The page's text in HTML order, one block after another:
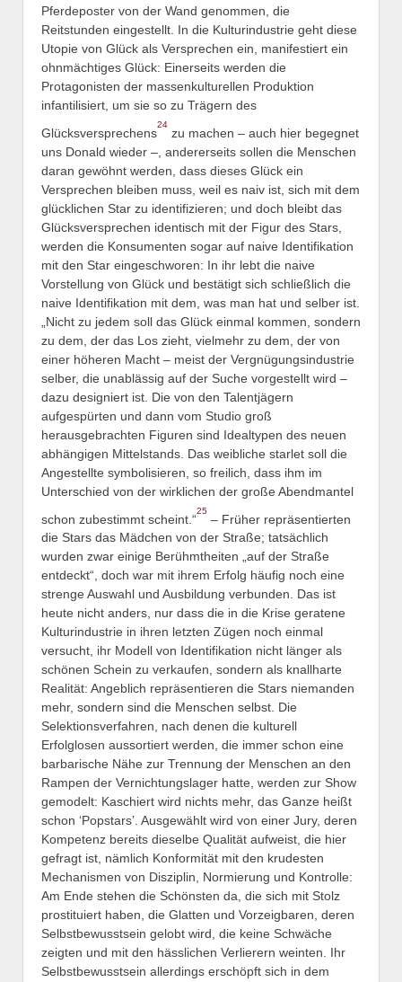
Pferdeposter von der Wand genommen, die
Reitstunden eingestellt. In die Kulturindustrie geht diese
Utopie von Glück als Versprechen ein, manifestiert ein
ohnmächtiges Glück: Einerseits werden die
Protagonisten der massenkulturellen Produktion
infantilisiert, um sie so zu Trägern des
Glücksversprechens
24
zu machen – auch hier begegnet
uns Donald wieder –, andererseits sollen die Menschen
daran gewöhnt werden, dass dieses Glück ein
Versprechen bleiben muss, weil es naiv ist, sich mit dem
glücklichen Star zu identifizieren; und doch bleibt das
Glücksversprechen identisch mit der Figur des Stars,
werden die Konsumenten sogar auf naive Identifikation
mit den Star eingeschworen: In ihr lebt die naive
Vorstellung von Glück und bestätigt sich schließlich die
naive Identifikation mit dem, was man hat und selber ist.
„Nicht zu jedem soll das Glück einmal kommen, sondern
zu dem, der das Los zieht, vielmehr zu dem, der von
einer höheren Macht – meist der Vergnügungsindustrie
selber, die unablässig auf der Suche vorgestellt wird –
dazu designiert ist. Die von den Talentjägern
aufgespürten und dann vom Studio groß
herausgebrachten Figuren sind Idealtypen des neuen
abhängigen Mittelstands. Das weibliche starlet soll die
Angestellte symbolisieren, so freilich, dass ihm im
Unterschied von der wirklichen der große Abendmantel
schon zubestimmt scheint.“
25
– Früher repräsentierten
die Stars das Mädchen von der Straße; tatsächlich
wurden zwar einige Berühmtheiten „auf der Straße
entdeckt“, doch war mit ihrem Erfolg häufig noch eine
strenge Auswahl und Ausbildung verbunden. Das ist
heute nicht anders, nur dass die in die Krise geratene
Kulturindustrie in ihren letzten Zügen noch einmal
versucht, ihr Modell von Identifikation nicht länger als
schönen Schein zu verkaufen, sondern als knallharte
Realität: Angeblich repräsentieren die Stars niemanden
mehr, sondern sind die Menschen selbst. Die
Selektionsverfahren, nach denen die kulturell
Erfolglosen aussortiert werden, die immer schon eine
barbarische Nähe zur Trennung der Menschen an den
Rampen der Vernichtungslager hatte, werden zur Show
gemodelt: Kaschiert wird nichts mehr, das Ganze heißt
schon ‘Popstars’. Ausgewählt wird von einer Jury, deren
Kompetenz bereits dieselbe Qualität aufweist, die hier
gefragt ist, nämlich Konformität mit den krudesten
Mechanismen von Disziplin, Normierung und Kontrolle:
Am Ende stehen die Schönsten da, die sich mit Stolz
prostituiert haben, die Glatten und Vorzeigbaren, deren
Selbstbewusstsein gelobt wird, die keine Schwäche
zeigten und mit den hässlichen Verlierern weinten. Ihr
Selbstbewusstsein allerdings erschöpft sich in dem